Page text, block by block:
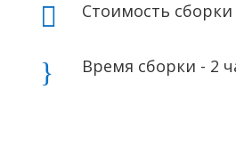
 Стоимость сборки
} Время сборки - 2